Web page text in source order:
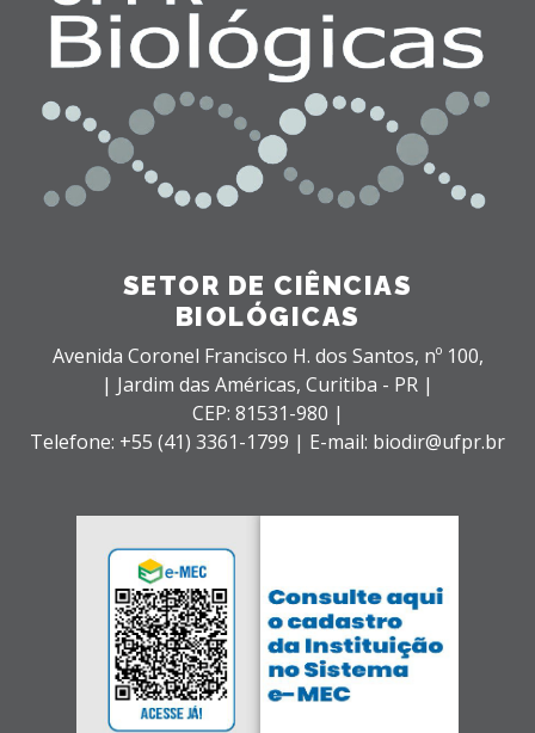
SETOR DE CIÊNCIAS
BIOLÓGICAS
Avenida Coronel Francisco H. dos Santos, nº 100,
| Jardim das Américas, Curitiba - PR |
CEP: 81531-980 |
Telefone: +55 (41) 3361-1799 | E-mail: biodir@ufpr.br